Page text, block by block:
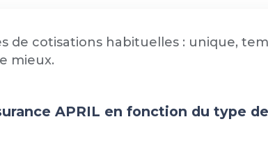
de cotisations habituelles : unique,
mieux.
APRIL en fonction du type